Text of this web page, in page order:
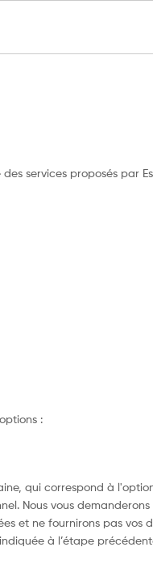
services proposés par
:
qui correspond à
Nous vous
et ne fournirons pas vos
à l’étape